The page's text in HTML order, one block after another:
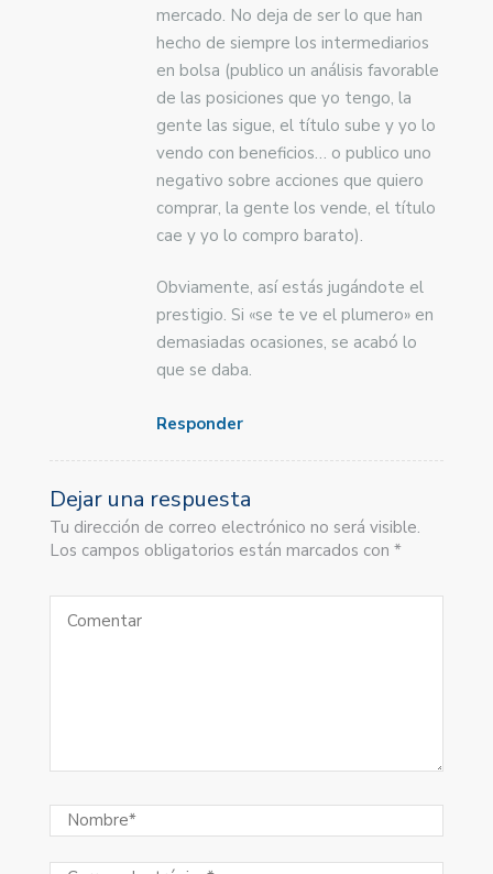
mercado. No deja de ser lo que han
hecho de siempre los intermediarios
en bolsa (publico un análisis favorable
de las posiciones que yo tengo, la
gente las sigue, el título sube y yo lo
vendo con beneficios… o publico uno
negativo sobre acciones que quiero
comprar, la gente los vende, el título
cae y yo lo compro barato).
Obviamente, así estás jugándote el
prestigio. Si «se te ve el plumero» en
demasiadas ocasiones, se acabó lo
que se daba.
Responder
Dejar una respuesta
Tu dirección de correo electrónico no será visible.
Los campos obligatorios están marcados con *